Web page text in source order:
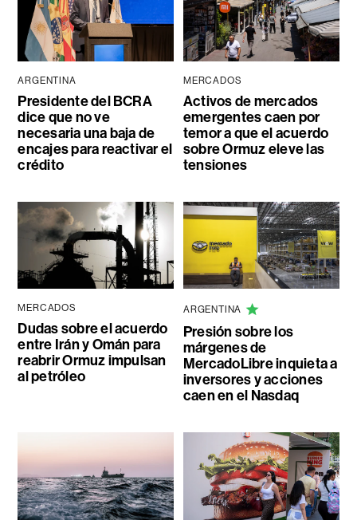
ARGENTINA
Presidente del BCRA
dice que no ve
necesaria una baja de
encajes para reactivar el
crédito
MERCADOS
Activos de mercados
emergentes caen por
temor a que el acuerdo
sobre Ormuz eleve las
tensiones
MERCADOS
Dudas sobre el acuerdo
entre Irán y Omán para
reabrir Ormuz impulsan
al petróleo
ARGENTINA
Presión sobre los
márgenes de
MercadoLibre inquieta a
inversores y acciones
caen en el Nasdaq